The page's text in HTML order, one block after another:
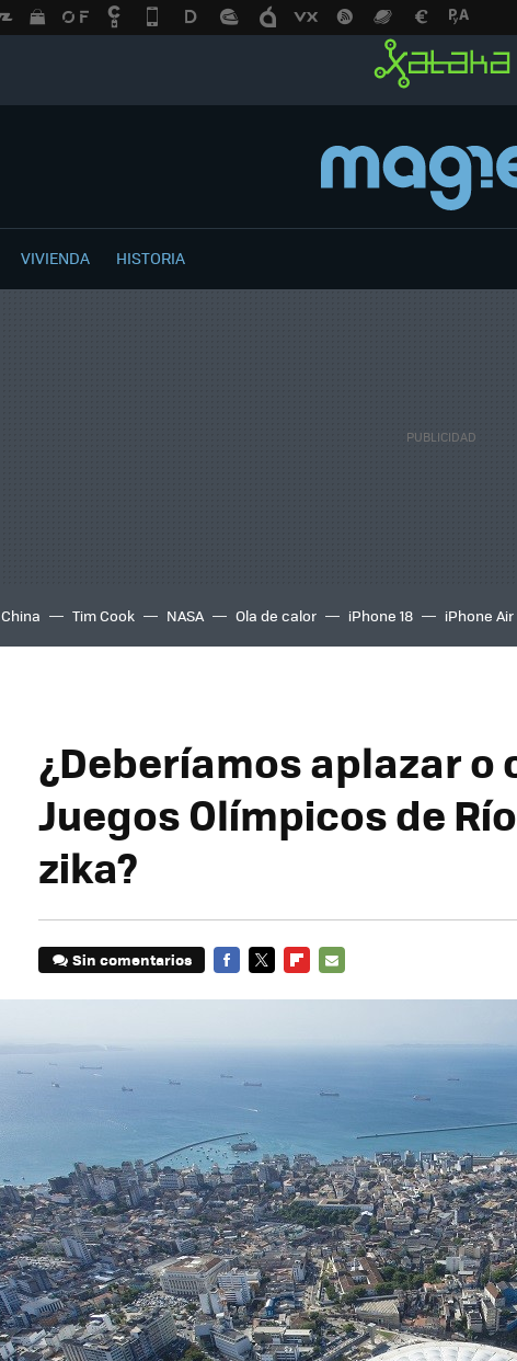
VIVIENDA HISTORIA
China Tim Cook NASA Ola de calor iPhone 18 iPhone Air
¿Deberíamos aplazar o
Juegos Olímpicos de
zika?
Sin comentarios